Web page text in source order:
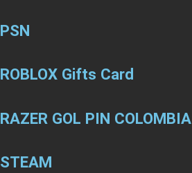
PSN
ROBLOX Gifts Card
RAZER GOL PIN COLOMBIA
STEAM